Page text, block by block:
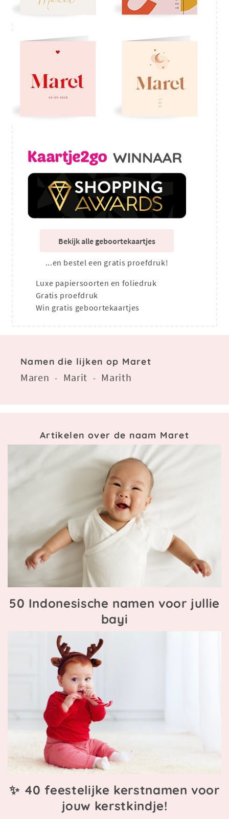
Bekijk alle geboortekaartjes
...en bestel een gratis proefdruk!
Luxe papiersoorten en foliedruk
Gratis proefdruk
Win gratis geboortekaartjes
Namen die lijken op Maret
Maren - Marit - Marith
Artikelen over de naam Maret
50 Indonesische namen voor jullie
bayi
✨ 40 feestelijke kerstnamen voor
jouw kerstkindje!